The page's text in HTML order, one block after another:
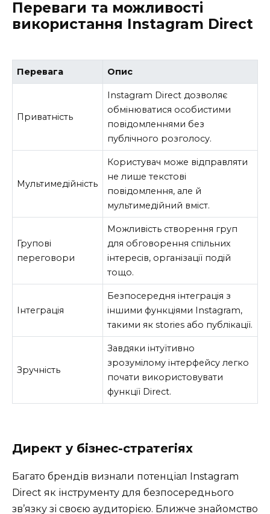
Переваги та можливості
використання Instagram Direct
Перевага Опис
Приватність
Instagram Direct дозволяє
обмінюватися особистими
повідомленнями без
публічного розголосу.
Мультимедійність
Користувач може відправляти
не лише текстові
повідомлення, але й
мультимедійний вміст.
Групові
переговори
Можливість створення груп
для обговорення спільних
інтересів, організації подій
тощо.
Інтеграція
Безпосередня інтеграція з
іншими функціями Instagram,
такими як stories або публікації.
Зручність
Завдяки інтуїтивно
зрозумілому інтерфейсу легко
почати використовувати
функції Direct.
Директ у бізнес-стратегіях
Багато брендів визнали потенціал Instagram
Direct як інструменту для безпосереднього
зв’язку зі своєю аудиторією. Ближче знайомство